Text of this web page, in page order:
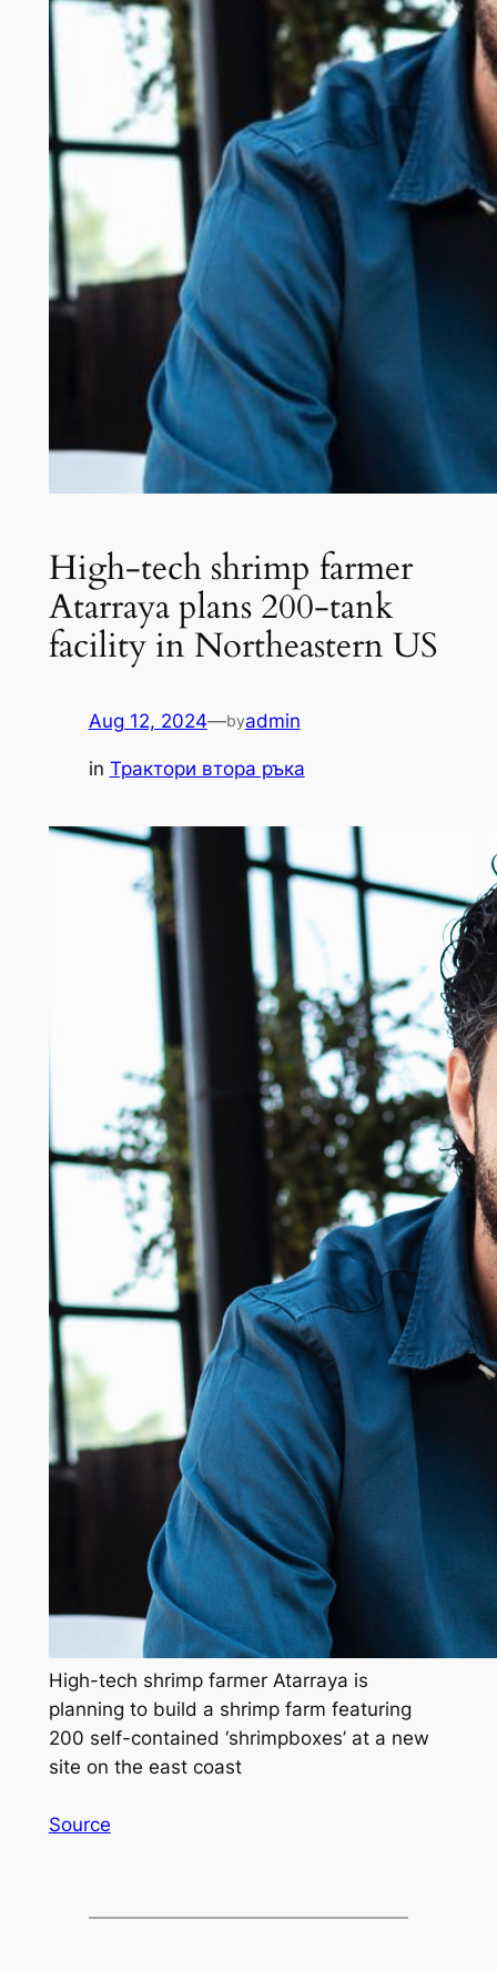
High-tech shrimp farmer
Atarraya plans 200-tank
facility in Northeastern US
Aug 12, 2024—byadmin
in Трактори втора ръка
High-tech shrimp farmer Atarraya is
planning to build a shrimp farm featuring
200 self-contained ‘shrimpboxes’ at a new
site on the east coast
Source